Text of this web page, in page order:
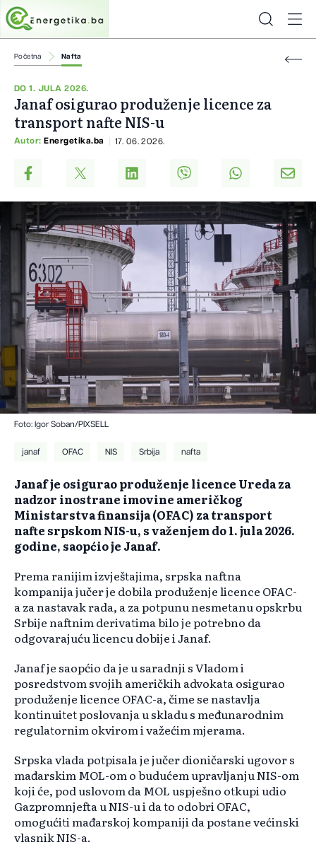
Početna Nafta
DO 1. JULA 2026.
Janaf osigurao produženje licence za
transport nafte NIS-u
Autor: Energetika.ba 17. 06. 2026.
Foto: Igor Soban/PIXSELL
janaf OFAC NIS Srbija nafta
Janaf je osigurao produženje licence Ureda za
nadzor inostrane imovine američkog
Ministarstva finansija (OFAC) za transport
nafte srpskom NIS-u, s važenjem do 1. jula 2026.
godine, saopćio je Janaf.
Prema ranijim izvještajima, srpska naftna
kompanija jučer je dobila produženje licence OFAC-
a za nastavak rada, a za potpunu nesmetanu opskrbu
Srbije naftnim derivatima bilo je potrebno da
odgovarajuću licencu dobije i Janaf.
Janaf je saopćio da je u saradnji s Vladom i
posredstvom svojih američkih advokata osigurao
produženje licence OFAC-a, čime se nastavlja
kontinuitet poslovanja u skladu s međunarodnim
regulatornim okvirom i važećim mjerama.
Srpska vlada potpisala je jučer dioničarski ugovor s
mađarskim MOL-om o budućem upravljanju NIS-om
koji će, pod uslovom da MOL uspješno otkupi udio
Gazpromnjefta u NIS-u i da to odobri OFAC,
omogućiti mađarskoj kompaniji da postane većinski
vlasnik NIS-a.